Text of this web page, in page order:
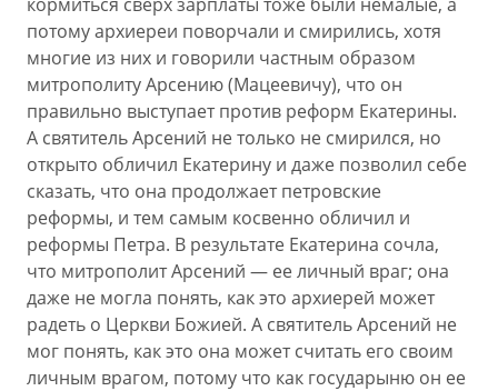
потому архиереи поворчали и смирились, хотя
многие из них и говорили частным образом
митрополиту Арсению (Мацеевичу), что он
правильно выступает против реформ Екатерины.
А святитель Арсений не только не смирился, но
открыто обличил Екатерину и даже позволил себе
сказать, что она продолжает петровские
реформы, и тем самым косвенно обличил и
реформы Петра. В результате Екатерина сочла,
что митрополит Арсений — ее личный враг; она
даже не могла понять, как это архиерей может
радеть о Церкви Божией. А святитель Арсений не
мог понять, как это она может считать его своим
личным врагом, потому что как государыню он ее